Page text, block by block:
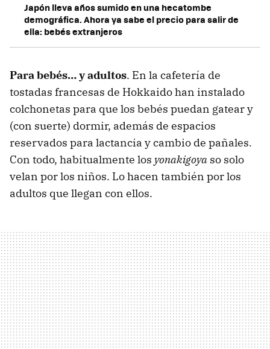
Japón lleva años sumido en una hecatombe
demográfica. Ahora ya sabe el precio para salir de
ella: bebés extranjeros
Para bebés… y adultos. En la cafetería de
tostadas francesas de Hokkaido han instalado
colchonetas para que los bebés puedan gatear y
(con suerte) dormir, además de espacios
reservados para lactancia y cambio de pañales.
Con todo, habitualmente los yonakigoya so solo
velan por los niños. Lo hacen también por los
adultos que llegan con ellos.